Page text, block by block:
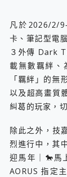
凡於2026/2/
卡、筆記型電
３外傳 Dark
載無數羈絆、
「羈絆」的無
以及超高畫質
糾葛的玩家，
除此之外，技
烈進行中，其
迎馬年｜🐎馬
AORUS 指定